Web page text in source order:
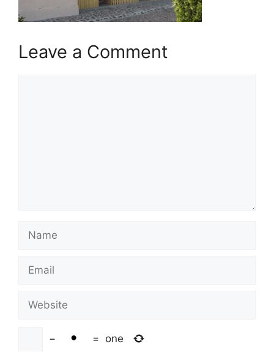
Leave a Comment
Name
Email
Website
− = one